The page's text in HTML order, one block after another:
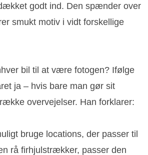
godt ind. Den spænder over
smukt motiv i vidt forskellige
bil til at være fotogen? Ifølge
ja – hvis bare man gør sit
overvejelser. Han forklarer:
bruge locations, der passer til
rå firhjulstrækker, passer den